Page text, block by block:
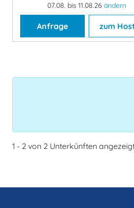
07.08. bis 11.08.26 ändern
Anfrage zum
1 - 2 von 2 Unterkünften